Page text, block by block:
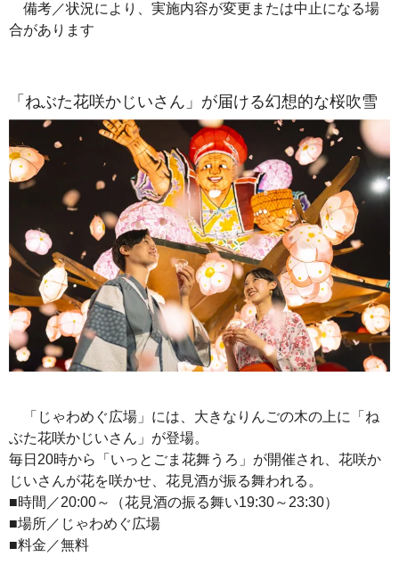
備考／状況により、実施内容が変更または中止になる場
合があります
「ねぶた花咲かじいさん」が届ける幻想的な桜吹雪
「じゃわめぐ広場」には、大きなりんごの木の上に「ね
ぶた花咲かじいさん」が登場。
毎日20時から「いっとごま花舞うろ」が開催され、花咲か
じいさんが花を咲かせ、花見酒が振る舞われる。
■時間／20:00～（花見酒の振る舞い19:30～23:30）
■場所／じゃわめぐ広場
■料金／無料